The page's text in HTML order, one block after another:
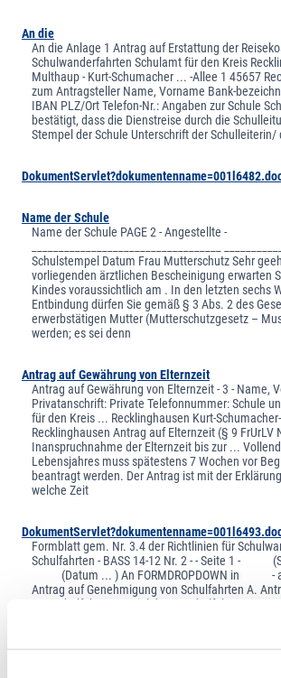
An die
An die Anlage 1 Antrag auf Erstattung der
Schulwanderfahrten Schulamt für den Kreis
Multhaup - Kurt-Schumacher ... -Allee 1 45657
zum Antragsteller Name, Vorname Bank-
IBAN PLZ/Ort Telefon-Nr.: Angaben zur Schule
bestätigt, dass die Dienstreise durch die
Stempel der Schule Unterschrift der Schulleiterin/
Name der Schule
Name der Schule PAGE 2 - Angestellte -
Schulstempel Datum Frau Mutterschutz Sehr
vorliegenden ärztlichen Bescheinigung erwarten
Kindes voraussichtlich am . In den letzten sechs
Entbindung dürfen Sie gemäß § 3 Abs. 2 des
erwerbstätigen Mutter (Mutterschutzgesetz –
werden; es sei denn
Antrag auf Gewährung von Elternzeit
Antrag auf Gewährung von Elternzeit - 3 - Name,
Privatanschrift: Private Telefonnummer: Schule
für den Kreis ... Recklinghausen Kurt-
Recklinghausen Antrag auf Elternzeit (§ 9 FrUrLV
Inanspruchnahme der Elternzeit bis zur ...
Lebensjahres muss spätestens 7 Wochen vor
beantragt werden. Der Antrag ist mit der
welche Zeit
Formblatt gem. Nr. 3.4 der Richtlinien für
Schulfahrten - BASS 14-12 Nr. 2 - - Seite
(Datum ... ) An FORMDROPDOWN in -
Antrag auf Genehmigung von Schulfahrten A.
von Schulfahrten 1. Ziel der ... Schulfahrt
geplante Veranstaltung wird durchgeführt von
FORMDROPDOWN 3. Ziel der Schulfahrt:
der